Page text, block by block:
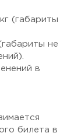
(габариты
не
в
билета в